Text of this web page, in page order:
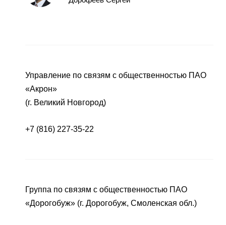
Управление по связям с общественностью ПАО
«Акрон»
(г. Великий Новгород)
+7 (816) 227-35-22
Группа по связям с общественностью ПАО
«Дорогобуж» (г. Дорогобуж, Смоленская обл.)